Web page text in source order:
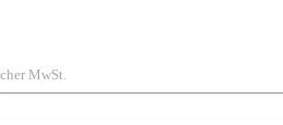
MwSt.